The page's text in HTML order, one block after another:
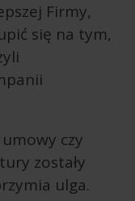
Firmy,
się na tym,
umowy czy
zostały
ulga.